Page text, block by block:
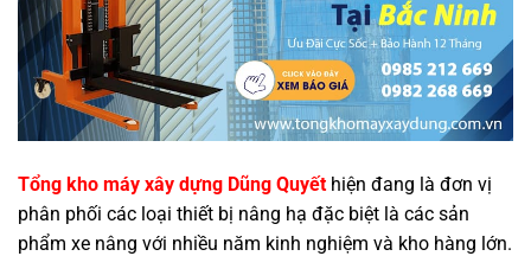
Tổng kho máy xây dựng Dũng Quyết hiện đang là đơn vị
phân phối các loại thiết bị nâng hạ đặc biệt là các sản
phẩm xe nâng với nhiều năm kinh nghiệm và kho hàng lớn.